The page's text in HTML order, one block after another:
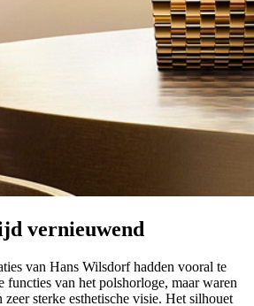
vernieuwend
van Hans Wilsdorf hadden vooral te
functies van het polshorloge, maar waren
zeer sterke esthetische visie. Het silhouet